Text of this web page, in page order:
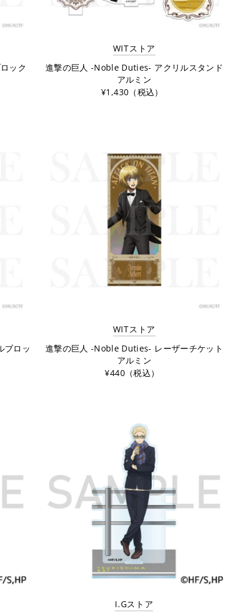
ック
WITストア
進撃の巨人 -Noble Duties- アクリルスタンド
アルミン
¥1,430（税込）
ブロッ
WITストア
進撃の巨人 -Noble Duties- レーザーチケット
アルミン
¥440（税込）
I.Gストア